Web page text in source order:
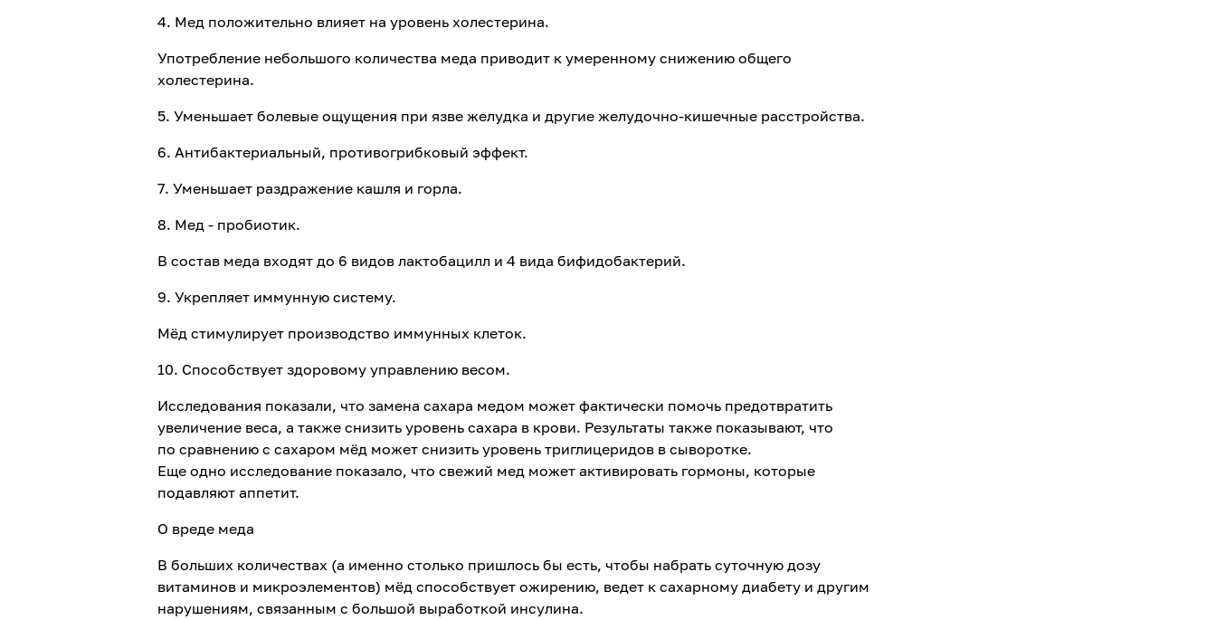
4. Мед положительно влияет на уровень холестерина.
Употребление небольшого количества меда приводит к умеренному снижению общего
холестерина.
5. Уменьшает болевые ощущения при язве желудка и другие желудочно-кишечные расстройства.
6. Антибактериальный, противогрибковый эффект.
7. Уменьшает раздражение кашля и горла.
8. Мед - пробиотик.
В состав меда входят до 6 видов лактобацилл и 4 вида бифидобактерий.
9. Укрепляет иммунную систему.
Мёд стимулирует производство иммунных клеток.
10. Способствует здоровому управлению весом.
Исследования показали, что замена сахара медом может фактически помочь предотвратить
увеличение веса, а также снизить уровень сахара в крови. Результаты также показывают, что
по сравнению с сахаром мёд может снизить уровень триглицеридов в сыворотке.
Еще одно исследование показало, что свежий мед может активировать гормоны, которые
подавляют аппетит.
О вреде меда
В больших количествах (а именно столько пришлось бы есть, чтобы набрать суточную дозу
витаминов и микроэлементов) мёд способствует ожирению, ведет к сахарному диабету и другим
нарушениям, связанным с большой выработкой инсулина.